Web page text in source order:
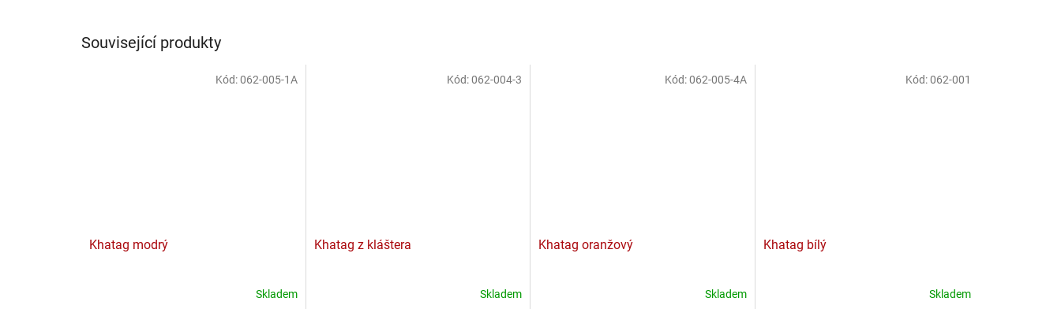
Související produkty
Khatag modrý
Skladem
Kód:062-005-1A
Khatag z kláštera
Skladem
Kód:062-004-3
Khatag oranžový
Skladem
Kód:062-005-4A
Khatag bílý
Skladem
Kód:062-001